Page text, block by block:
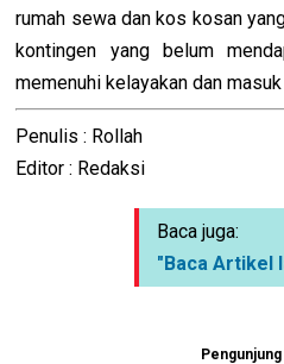
rumah sewa dan kos kosan
kontingen yang belum
memenuhi kelayakan dan
Penulis : Rollah
Editor : Redaksi
Baca juga:
"Baca Artikel